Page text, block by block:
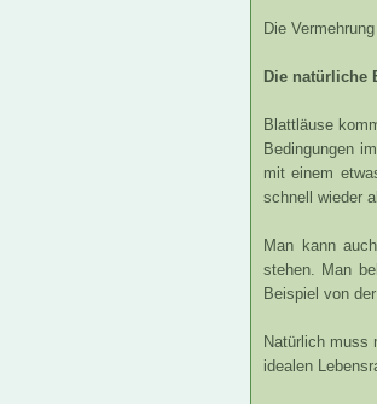
Die
Die natürliche
Blattläuse
Bedingungen
mit einem
schnell wieder
Man kann
stehen. Man
Beispiel von
Natürlich muss
idealen